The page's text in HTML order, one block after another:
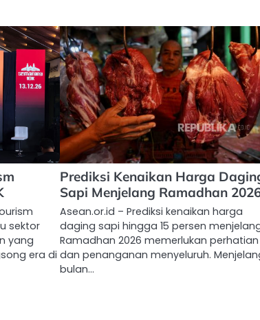
sektor
yang
era di
Prediksi Kenaikan Harga
Sapi Menjelang Ramadhan
Asean.or.id – Prediksi kenaikan harga
daging sapi hingga 15 persen
Ramadhan 2026 memerlukan perhatian
dan penanganan menyeluruh.
bulan…